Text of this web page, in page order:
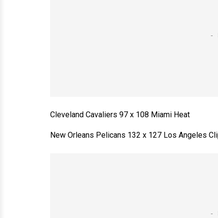
Cleveland Cavaliers 97 x 108 Miami Heat
New Orleans Pelicans 132 x 127 Los Angeles